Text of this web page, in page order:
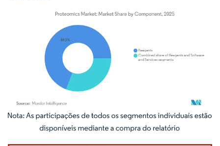
Imagem © Mordor Intelligence. O reuso requer atribuição conforme CC BY 4.0.